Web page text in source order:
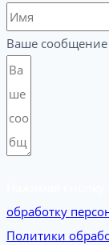
Ваше сообщение
обработку
Политики